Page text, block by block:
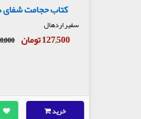
کتاب حجامت شفای
سفیر اردهال
127,500 تومان 150,000
خرید